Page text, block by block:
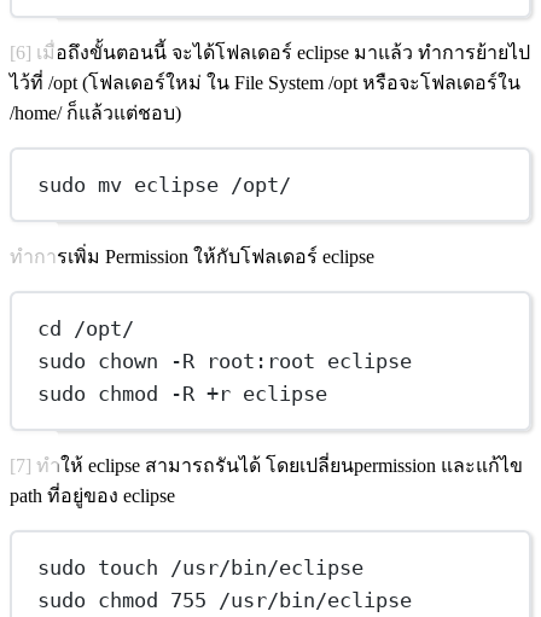
[6] เมื่อถึงขั้นตอนนี้ จะได้โฟลเดอร์ eclipse มาแล้ว ทำการย้ายไป
ไว้ที่ /opt (โฟลเดอร์ใหม่ ใน File System /opt หรือจะโฟลเดอร์ใน
/home/ ก็แล้วแต่ชอบ)
sudo mv eclipse /opt/
ทำการเพิ่ม Permission ให้กับโฟลเดอร์ eclipse
cd /opt/
sudo chown -R root:root eclipse
sudo chmod -R +r eclipse
[7] ทำให้ eclipse สามารถรันได้ โดยเปลี่ยนpermission และแก้ไข
path ที่อยู่ของ eclipse
sudo touch /usr/bin/eclipse
sudo chmod 755 /usr/bin/eclipse